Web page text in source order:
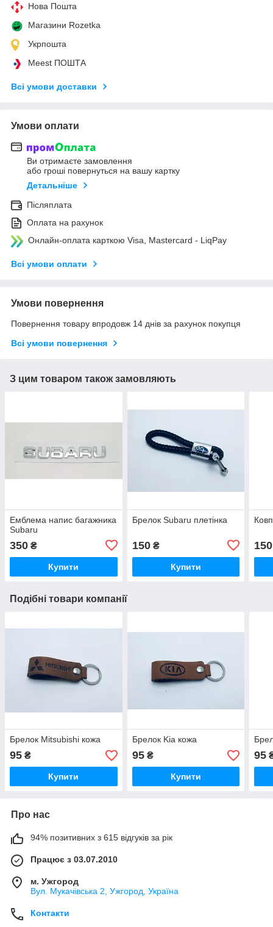
Нова Пошта
Магазини Rozetka
Укрпошта
Meest ПОШТА
Всі умови доставки
Умови оплати
Ви отримаєте замовлення
або гроші повернуться на вашу картку
Детальніше
Післяплата
Оплата на рахунок
Онлайн-оплата карткою Visa, Mastercard - LiqPay
Всі умови оплати
Умови повернення
Повернення товару впродовж 14 днів за рахунок покупця
Всі умови повернення
З цим товаром також замовляють
Емблема напис багажника
Subaru
350 ₴
Купити
Брелок Subaru плетінка
150₴
Купити
150
Подібні товари компанії
Брелок Mitsubishi кожа
95 ₴
Купити
Брелок Kia кожа
95₴
Купити
95
Про нас
94% позитивних з 615 відгуків за рік
Працює з 03.07.2010
м. Ужгород
Вул. Мукачівська 2, Ужгород, Україна
Контакти